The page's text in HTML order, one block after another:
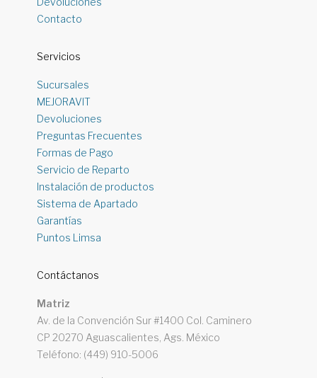
Contacto
Servicios
Sucursales
MEJORAVIT
Devoluciones
Preguntas Frecuentes
Formas de Pago
Servicio de Reparto
Instalación de productos
Sistema de Apartado
Garantías
Puntos Limsa
Contáctanos
Matriz
Av. de la Convención Sur #1400 Col. Caminero
CP 20270 Aguascalientes, Ags. México
Teléfono: (449) 910-5006